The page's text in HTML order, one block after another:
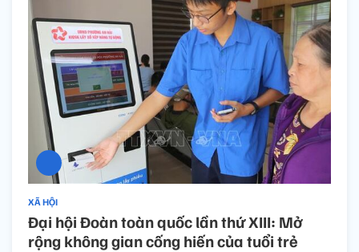
XÃ HỘI
Đại hội Đoàn toàn quốc lần thứ XIII: Mở
rộng không gian cống hiến của tuổi trẻ